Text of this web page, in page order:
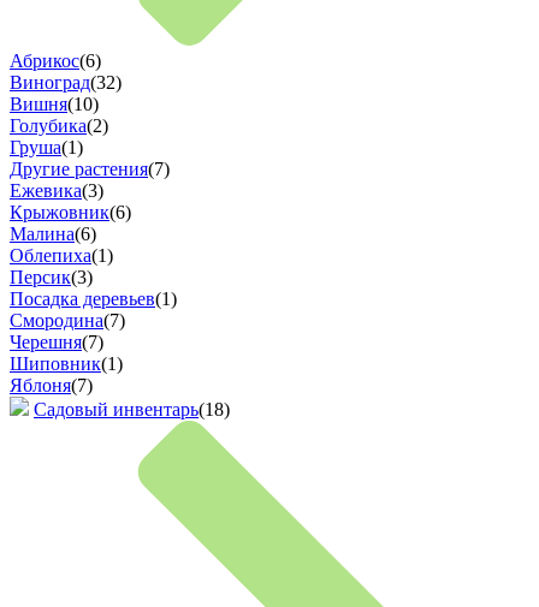
Абрикос(6)
Виноград(32)
Вишня(10)
Голубика(2)
Груша(1)
Другие растения(7)
Ежевика(3)
Крыжовник(6)
Малина(6)
Облепиха(1)
Персик(3)
Посадка деревьев(1)
Смородина(7)
Черешня(7)
Шиповник(1)
Яблоня(7)
Садовый инвентарь(18)